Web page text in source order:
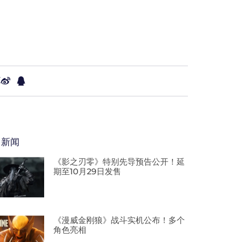
闻
《影之刃零》特别先导预告公开！延
期至10月29日发售
《漫威金刚狼》战斗实机公布！多个
角色亮相